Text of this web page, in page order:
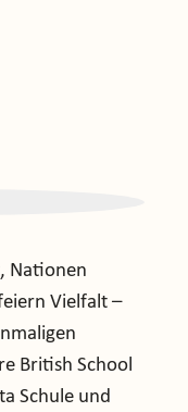
Nationen
Vielfalt –
British School
Schule und